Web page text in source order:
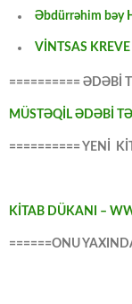
Əbdürrəhim bəy
VİNTSAS
========== ƏDƏBİ
MÜSTƏQİL ƏDƏBİ
========== YENİ
KİTAB DÜKANI –
======ONU